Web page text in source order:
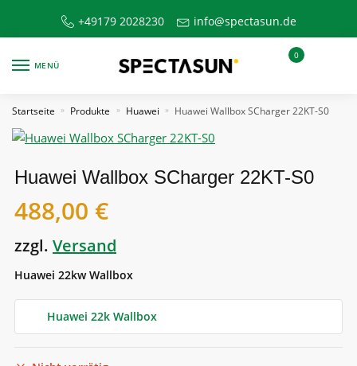
+49179 2028230 info@spectasun.de
MENÜ
0
Startseite » Produkte » Huawei » Huawei Wallbox SCharger 22KT-S0
Huawei Wallbox SCharger 22KT-S0
488,00 €
zzgl. Versand
Huawei 22kw Wallbox
Huawei 22k Wallbox